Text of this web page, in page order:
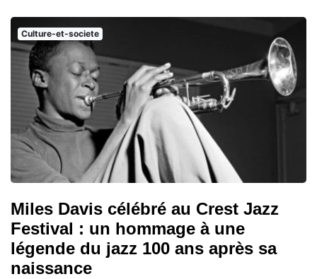
Culture-et-societe
Miles Davis célébré au Crest Jazz
Festival : un hommage à une
légende du jazz 100 ans après sa
naissance